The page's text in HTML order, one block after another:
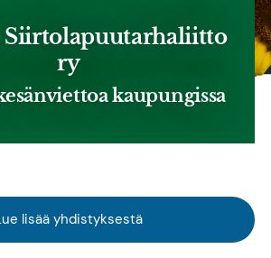
Siirtolapuutarhaliitto
ry
kaupungissa
lisää yhdistyksestä